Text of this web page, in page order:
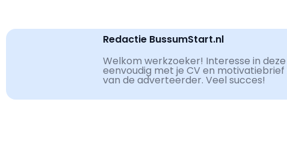
Redactie BussumStart.nl
Welkom werkzoeker! Interesse in
eenvoudig met je CV en
van de adverteerder. Veel succes!